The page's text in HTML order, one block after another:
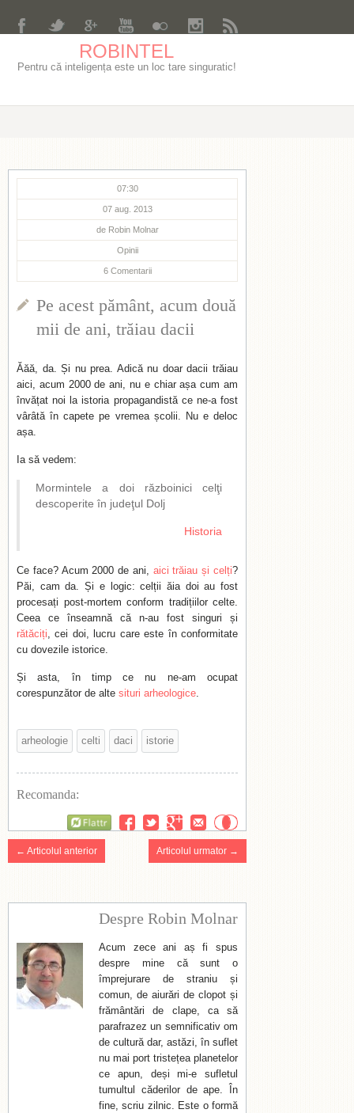
ROBINTEL
Pentru că inteligența este un loc tare singuratic!
07:30
07 aug. 2013
de Robin Molnar
Opinii
6 Comentarii
Pe acest pământ, acum două
mii de ani, trăiau dacii
Ăăă, da. Și nu prea. Adică nu doar dacii trăiau
aici, acum 2000 de ani, nu e chiar așa cum am
învățat noi la istoria propagandistă ce ne-a fost
vârâtă în capete pe vremea școlii. Nu e deloc
așa.
Ia să vedem:
Mormintele a doi războinici celţi
descoperite în judeţul Dolj
Historia
Ce face? Acum 2000 de ani, aici trăiau și celți?
Păi, cam da. Și e logic: celții ăia doi au fost
procesați post-mortem conform tradițiilor celte.
Ceea ce înseamnă că n-au fost singuri și
rătăciți, cei doi, lucru care este în conformitate
cu dovezile istorice.
Și asta, în timp ce nu ne-am ocupat
corespunzător de alte situri arheologice.
arheologie celti daci istorie
Recomanda:
← Articolul anterior Articolul urmator →
Despre Robin Molnar
Acum zece ani aș fi spus
despre mine că sunt o
împrejurare de straniu și
comun, de aiurări de clopot și
frământări de clape, ca să
parafrazez un semnificativ om
de cultură dar, astăzi, în suflet
nu mai port tristețea planetelor
ce apun, deși mi-e sufletul
tumultul căderilor de ape. În
fine, scriu zilnic. Este o formă